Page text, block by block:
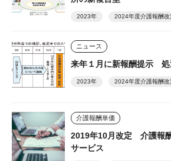
2023年 2024年度介護報酬改
ニュース
来年１月に新報酬提示 処
2023年 2024年度介護報酬改
介護報酬単価
2019年10月改定 介護報
サービス